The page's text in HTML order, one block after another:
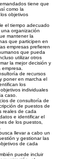
tiene que
como la
objetivos
el tiempo adecuado
organización
mantener la
que participen en
empresas prefieren
que pueda
utilizar otros
la mejor decisión y
de recursos
poner en marcha el
los
individuales
caso.
de consultoría de
de puestos de
reales de cada
e identificar el
de los puestos,
llevar a cabo un
y gestionar las
de cada
puede incluir